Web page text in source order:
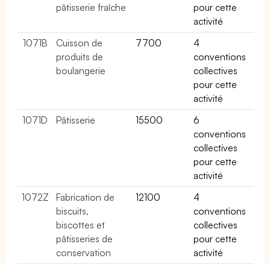
pâtisserie fraîche
pour cette
activité
1071B
Cuisson de
produits de
boulangerie
7700
4
conventions
collectives
pour cette
activité
1071D
Pâtisserie 15500
6
conventions
collectives
pour cette
activité
1072Z
Fabrication de
biscuits,
biscottes et
pâtisseries de
conservation
12100
4
conventions
collectives
pour cette
activité